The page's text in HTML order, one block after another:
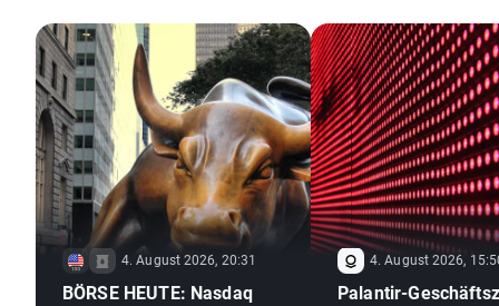
4. August 2026, 20:31
BÖRSE HEUTE: Nasdaq
4. August 2026,
Palantir-